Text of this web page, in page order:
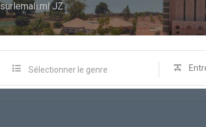
JZ
Sélectionner le genre